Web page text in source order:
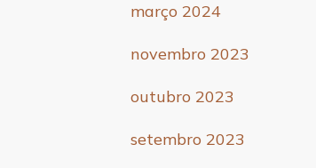
março 2024
novembro 2023
outubro 2023
setembro 2023